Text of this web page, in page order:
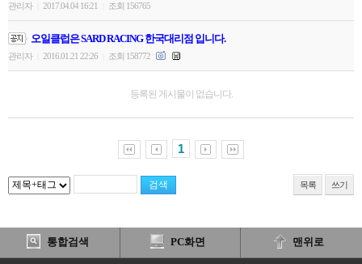
관리자 2017.04.04 16:21 조회 156765
오일클럽은 SARD RACING 한국대리점 입니다.
관리자 2016.01.21 22:26 조회 158772
등록된 게시물이 없습니다.
1
목록 쓰기
통합검색 PC화면 맨위로